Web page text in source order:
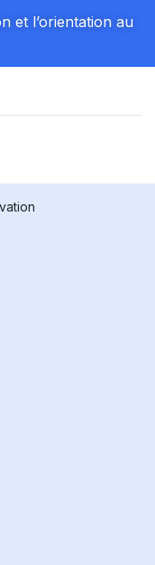
et l’orientation au